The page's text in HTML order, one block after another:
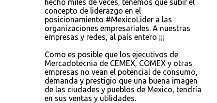
hecho miles de veces, tenemos que subir el
concepto de liderazgo en el
posicionamiento #MexicoLider a las
organizaciones empresariales. A nuestras
empresas y redes, al país entero ¡¡¡
Como es posible que los ejecutivos de
Mercadotecnia de CEMEX, COMEX y otras
empresas no vean el potencial de consumo,
demanda y prestigio que una buena imagen
de las ciudades y pueblos de Mexico, tendría
en sus ventas y utilidades.